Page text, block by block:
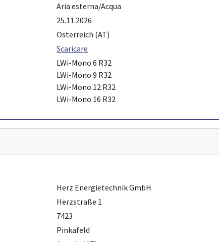
Aria esterna/Acqua
25.11.2026
Österreich (AT)
Scaricare
LWi-Mono 6 R32
LWi-Mono 9 R32
LWi-Mono 12 R32
LWi-Mono 16 R32
Herz Energietechnik GmbH
Herzstraße 1
7423
Pinkafeld